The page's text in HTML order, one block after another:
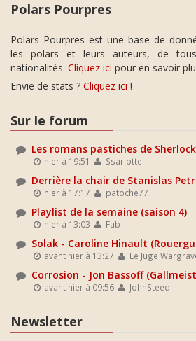
Polars Pourpres
Polars Pourpres est une base de
les polars et leurs auteurs, de
nationalités. Cliquez ici pour en savoir
Envie de stats ? Cliquez ici !
Sur le forum
Les romans pastiches de
hier à 19:51 Ssarlotte
Derrière la chair de Stanislas
hier à 17:17 patoche77
Playlist de la semaine (saison 4)
hier à 13:03 Fab
Solak - Caroline Hinault
avant hier à 13:27 Le Juge
Corrosion - Jon Bassoff
avant hier à 09:56 JohnSteed
Newsletter